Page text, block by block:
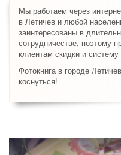
Мы работаем через
в Летичев и любой
заинтересованы в
сотрудничестве, поэтому
клиентам скидки и систему
Фотокнига в городе
коснуться!